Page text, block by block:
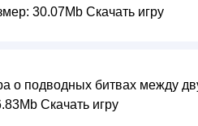
30.07Mb Скачать игру
о подводных битвах между
Скачать игру